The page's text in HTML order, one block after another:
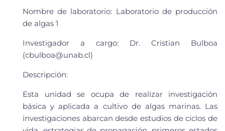
Nombre de laboratorio: Laboratorio de producción
de algas 1
Investigador a cargo: Dr. Cristian Bulboa
(cbulboa@unab.cl)
Descripción:
Esta unidad se ocupa de realizar investigación
básica y aplicada a cultivo de algas marinas. Las
investigaciones abarcan desde estudios de ciclos de